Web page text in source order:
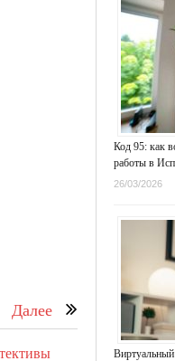
Далее
Код 95: как
работы в
26/03/2026